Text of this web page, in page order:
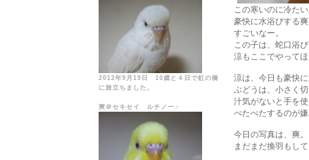
2012年9月19日 10歳と４日で虹の橋
に旅立ちました。
爽＠セキセイ ルチノー♂
この寒いのに冷た
豪快に水浴びする
すごいなー。
この子は、蛇口浴
涼もここでやって
涼は、今日も豪快
ぶどうは、小さく
汁気がないと手を
べたべたするのが
今日の写真は、爽。
まだまだ換羽もし